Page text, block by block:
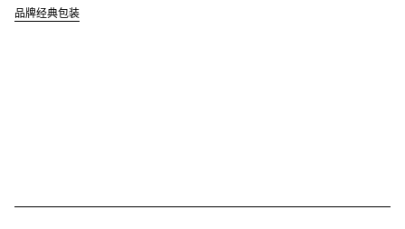
品牌经典包装